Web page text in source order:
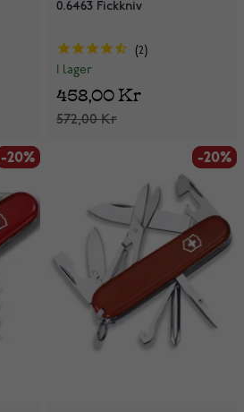
0.6463 Fickkniv
2
I lager
572,00 Kr
458,00 Kr
-20%
-20% -20%
-20%